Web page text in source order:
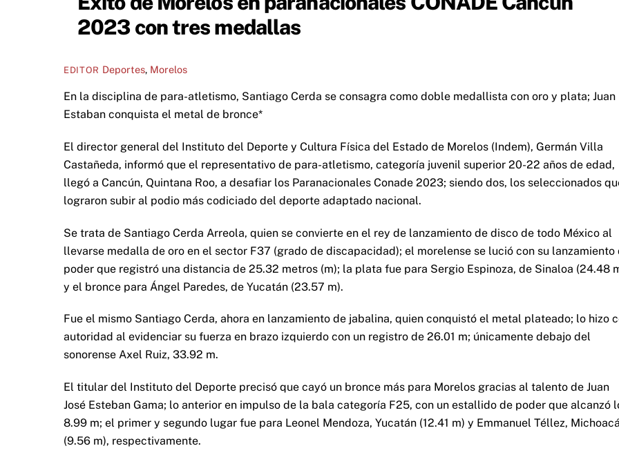
2023 con tres medallas
EDITOR Deportes, Morelos
En la disciplina de para-atletismo, Santiago Cerda se consagra como doble medallista con oro y plata; Juan
Estaban conquista el metal de bronce*
El director general del Instituto del Deporte y Cultura Física del Estado de Morelos (Indem), Germán Villa
Castañeda, informó que el representativo de para-atletismo, categoría juvenil superior 20-22 años de edad,
llegó a Cancún, Quintana Roo, a desafiar los Paranacionales Conade 2023; siendo dos, los seleccionados
lograron subir al podio más codiciado del deporte adaptado nacional.
Se trata de Santiago Cerda Arreola, quien se convierte en el rey de lanzamiento de disco de todo México al
llevarse medalla de oro en el sector F37 (grado de discapacidad); el morelense se lució con su lanzamiento
poder que registró una distancia de 25.32 metros (m); la plata fue para Sergio Espinoza, de Sinaloa (24.48
y el bronce para Ángel Paredes, de Yucatán (23.57 m).
Fue el mismo Santiago Cerda, ahora en lanzamiento de jabalina, quien conquistó el metal plateado; lo hizo
autoridad al evidenciar su fuerza en brazo izquierdo con un registro de 26.01 m; únicamente debajo del
sonorense Axel Ruiz, 33.92 m.
El titular del Instituto del Deporte precisó que cayó un bronce más para Morelos gracias al talento de Juan
José Esteban Gama; lo anterior en impulso de la bala categoría F25, con un estallido de poder que alcanzó
8.99 m; el primer y segundo lugar fue para Leonel Mendoza, Yucatán (12.41 m) y Emmanuel Téllez,
(9.56 m), respectivamente.